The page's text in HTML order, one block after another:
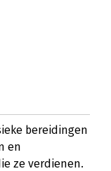
bereidingen
en
ze verdienen.